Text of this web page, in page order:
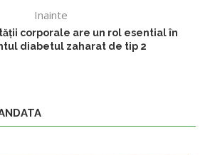
Inainte
corporale are un rol esential în
diabetul zaharat de tip 2